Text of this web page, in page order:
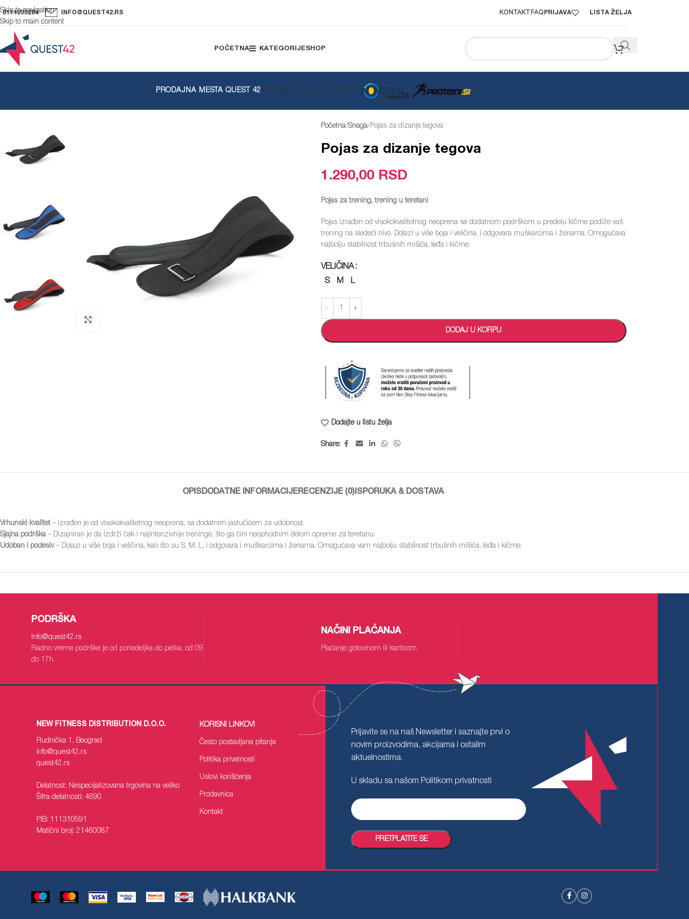
Skip to navigation
Skip to main content
0114095284 INFO@QUEST42.RS KONTAKT FAQ PRIJAVA LISTA ŽELJA
POČETNA KATEGORIJESHOP
PRODAJNA MESTA QUEST 42 PRONAĐI NAJBLIŽU LOKACIJU
Početna Snaga Pojas za dizanje tegova
Pojas za dizanje tegova
1.290,00 RSD
Pojas za trening, trening u teretani
Pojas izrađen od visokokvalitetnog neoprena sa dodatnom podrškom u predelu kičme podiže vaš
trening na sledeći nivo. Dolazi u više boja i veličina, i odgovara muškarcima i ženama. Omogućava
najbolju stabilnost trbušnih mišića, leđa i kičme.
VELIČINA
S
M L
DODAJ U KORPU
Dodajte u listu želja
Share:
OPISDODATNE INFORMACIJERECENZIJE (0)ISPORUKA & DOSTAVA
Vrhunski kvalitet – Izrađen je od visokokvalitetnog neoprena, sa dodatnim jastučićem za udobnost.
Sjajna podrška– Dizajniran je da izdrži čak i najintenzivnije treninge, što ga čini neophodnim delom opreme za teretanu.
Udoban i podesiv– Dolazi u više boja i veličina, kao što su S, M, L, i odgovara i muškarcima i ženama. Omogućava vam najbolju stabilnost trbušnih mišića, leđa i kičme.
PODRŠKA
info@quest42.rs
Radno vreme podrške je od ponedeljka do petka, od 09
do 17h.
NAČINI PLAĆANJA
Plaćanje gotovinom ili karticom
NEW FITNESS DISTRIBUTION D.O.O.
Rudnička 1, Beograd
info@quest42.rs
quest42 .rs
Delatnost: Nespecijalizovana trgovina na veliko
Šifra delatnosti: 4690
PIB: 111310591
Matični broj: 21460087
KORISNI LINKOVI
Često postavljana pitanja
Politika privatnosti
Uslovi korišćenja
Prodavnica
Kontakt
Prijavite se na naš Newsletter i saznajte prvi o
novim proizvodima, akcijama i ostalim
aktuelnostima.
U skladu sa našom Politikom privatnosti